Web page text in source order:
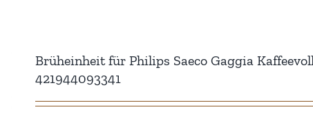
Brüheinheit für Philips Saeco Gaggia
421944093341